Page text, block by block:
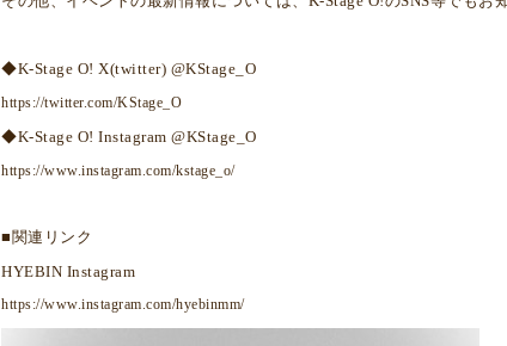
◆K-Stage O! X(twitter) @KStage_O
https://twitter.com/KStage_O
◆K-Stage O! Instagram @KStage_O
https://www.instagram.com/kstage_o/
■関連リンク
HYEBIN Instagram
https://www.instagram.com/hyebinmm/